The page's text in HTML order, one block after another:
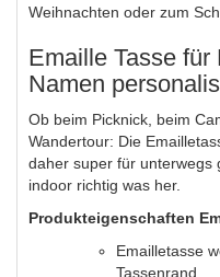
Weihnachten oder zum
Emaille Tasse
Namen
Ob beim Picknick, beim
Wandertour: Die
daher super für unterwegs
indoor richtig was her.
Produkteigenschaften
Emailletasse
Tassenrand